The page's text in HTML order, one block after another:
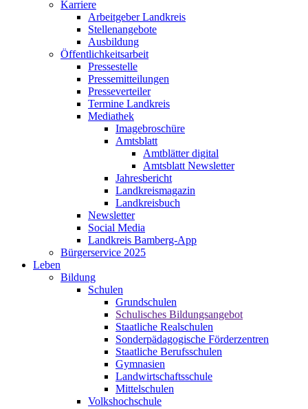
Karriere
Arbeitgeber Landkreis
Stellenangebote
Ausbildung
Öffentlichkeitsarbeit
Pressestelle
Pressemitteilungen
Presseverteiler
Termine Landkreis
Mediathek
Imagebroschüre
Amtsblatt
Amtblätter digital
Amtsblatt Newsletter
Jahresbericht
Landkreismagazin
Landkreisbuch
Newsletter
Social Media
Landkreis Bamberg-App
Bürgerservice 2025
Leben
Bildung
Schulen
Grundschulen
Schulisches Bildungsangebot
Staatliche Realschulen
Sonderpädagogische Förderzentren
Staatliche Berufsschulen
Gymnasien
Landwirtschaftsschule
Mittelschulen
Volkshochschule